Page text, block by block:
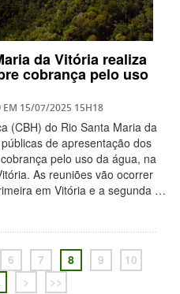
da Vitória realiza
cobrança pelo uso
EM 15/07/2025 15H18
(CBH) do Rio Santa Maria da
de apresentação dos
pelo uso da água, na
As reuniões vão ocorrer
em Vitória e a segunda …
6 7 8 9
10
> >>